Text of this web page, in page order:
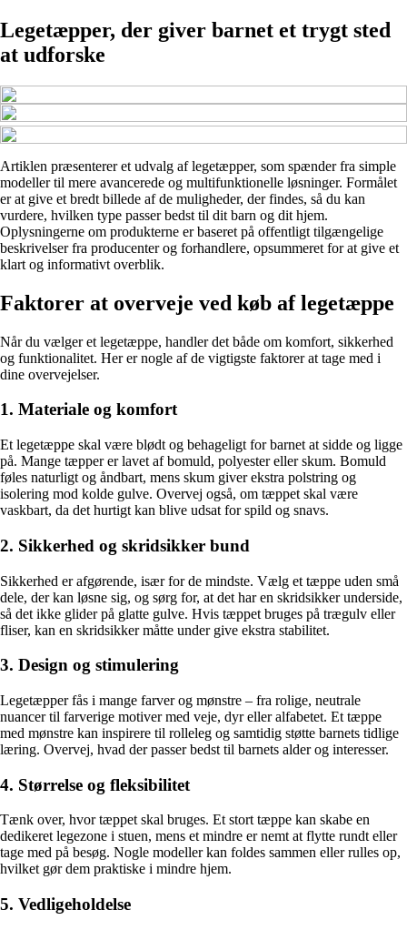
Legetæpper, der giver barnet et trygt sted
at udforske
Artiklen præsenterer et udvalg af legetæpper, som spænder fra simple
modeller til mere avancerede og multifunktionelle løsninger. Formålet
er at give et bredt billede af de muligheder, der findes, så du kan
vurdere, hvilken type passer bedst til dit barn og dit hjem.
Oplysningerne om produkterne er baseret på offentligt tilgængelige
beskrivelser fra producenter og forhandlere, opsummeret for at give et
klart og informativt overblik.
Faktorer at overveje ved køb af legetæppe
Når du vælger et legetæppe, handler det både om komfort, sikkerhed
og funktionalitet. Her er nogle af de vigtigste faktorer at tage med i
dine overvejelser.
1. Materiale og komfort
Et legetæppe skal være blødt og behageligt for barnet at sidde og ligge
på. Mange tæpper er lavet af bomuld, polyester eller skum. Bomuld
føles naturligt og åndbart, mens skum giver ekstra polstring og
isolering mod kolde gulve. Overvej også, om tæppet skal være
vaskbart, da det hurtigt kan blive udsat for spild og snavs.
2. Sikkerhed og skridsikker bund
Sikkerhed er afgørende, især for de mindste. Vælg et tæppe uden små
dele, der kan løsne sig, og sørg for, at det har en skridsikker underside,
så det ikke glider på glatte gulve. Hvis tæppet bruges på trægulv eller
fliser, kan en skridsikker måtte under give ekstra stabilitet.
3. Design og stimulering
Legetæpper fås i mange farver og mønstre – fra rolige, neutrale
nuancer til farverige motiver med veje, dyr eller alfabetet. Et tæppe
med mønstre kan inspirere til rolleleg og samtidig støtte barnets tidlige
læring. Overvej, hvad der passer bedst til barnets alder og interesser.
4. Størrelse og fleksibilitet
Tænk over, hvor tæppet skal bruges. Et stort tæppe kan skabe en
dedikeret legezone i stuen, mens et mindre er nemt at flytte rundt eller
tage med på besøg. Nogle modeller kan foldes sammen eller rulles op,
hvilket gør dem praktiske i mindre hjem.
5. Vedligeholdelse